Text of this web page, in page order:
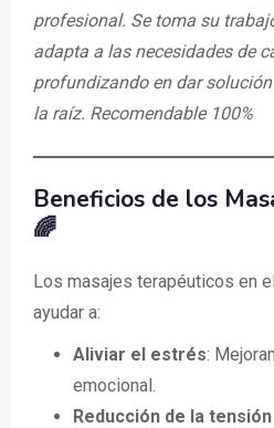
profesional. Se toma su
adapta a las necesidades de
profundizando en dar
la raíz. Recomendable 100%
Beneficios de los
🌈
Los masajes terapéuticos en
ayudar a:
Aliviar el estrés:
emocional.
Reducción de la